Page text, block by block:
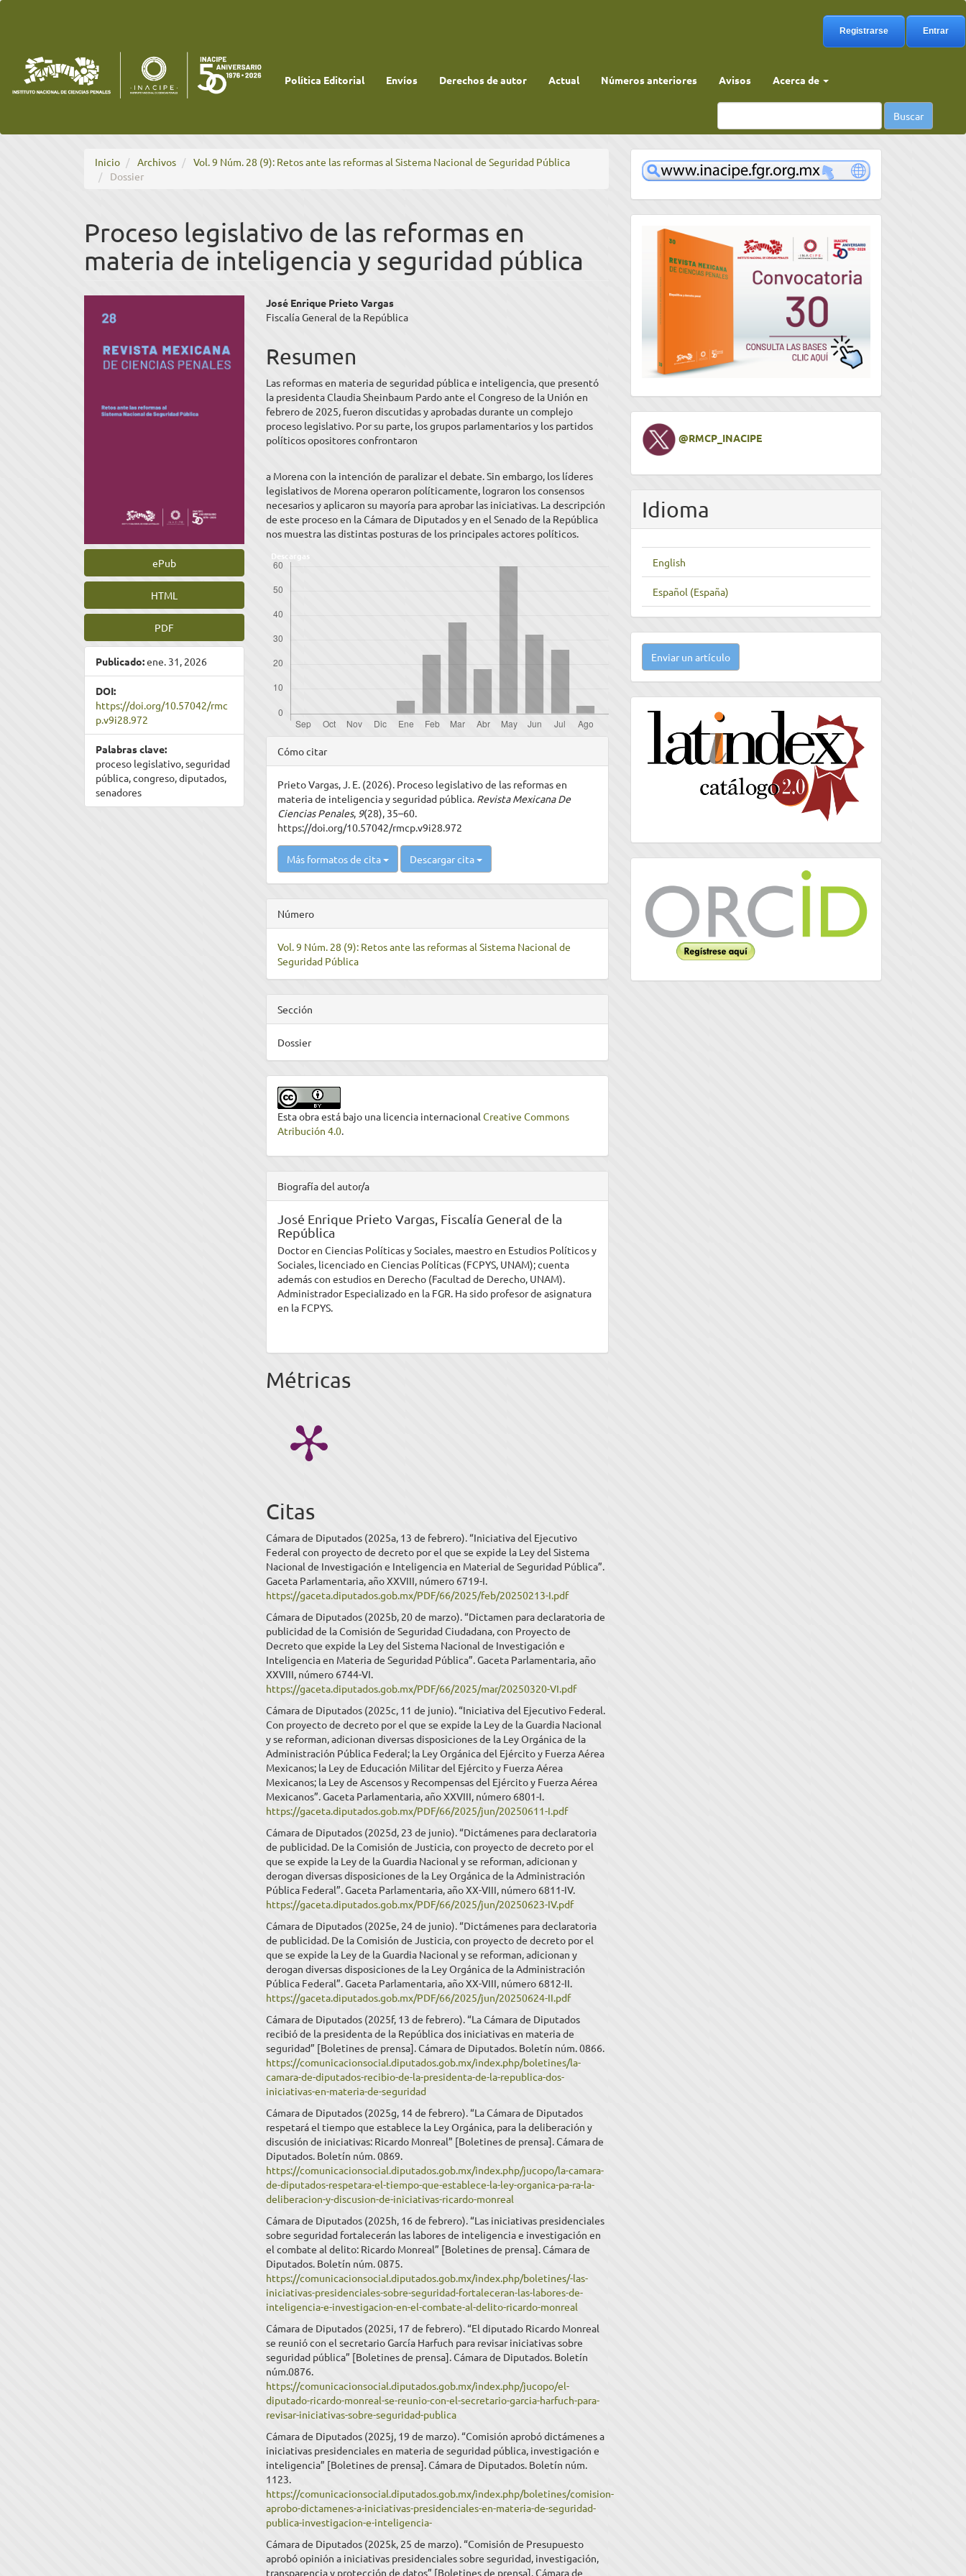
Barra
lateral
Registrarse Entrar
Política Editorial Envíos Derechos de autor Actual Números anteriores Avisos Acerca de
Buscar
Inicio Archivos
Vol. 9 Núm. 28 (9): Retos ante las reformas al Sistema Nacional de Seguridad Pública
Dossier
Proceso legislativo de las reformas en
materia de inteligencia y seguridad pública
Barra
lateral
del
artículo
ePub
HTML
PDF
Publicado:ene. 31, 2026
DOI:
https://doi.org/10.57042/rmc
p.v9i28.972
Palabras clave:
proceso legislativo, seguridad
pública, congreso, diputados,
senadores
Contenido
del
artículo
José Enrique Prieto Vargas
Fiscalía General de la República
Resumen
Las reformas en materia de seguridad pública e inteligencia, que presentó
la presidenta Claudia Sheinbaum Pardo ante el Congreso de la Unión en
febrero de 2025, fueron discutidas y aprobadas durante un complejo
proceso legislativo. Por su parte, los grupos parlamentarios y los partidos
políticos opositores confrontaron
a Morena con la intención de paralizar el debate. Sin embargo, los líderes
legislativos de Morena operaron políticamente, lograron los consensos
necesarios y aplicaron su mayoría para aprobar las iniciativas. La descripción
de este proceso en la Cámara de Diputados y en el Senado de la República
nos muestra las distintas posturas de los principales actores políticos.
Descargas
Detalles
del
artículo
Cómo citar
Prieto Vargas, J. E. (2026). Proceso legislativo de las reformas en
materia de inteligencia y seguridad pública. Revista Mexicana De
Ciencias Penales, 9(28), 35–60.
https://doi.org/10.57042/rmcp.v9i28.972
Más formatos de cita Descargar cita
Número
Vol. 9 Núm. 28 (9): Retos ante las reformas al Sistema Nacional de
Seguridad Pública
Sección
Dossier
Esta obra está bajo una licencia internacionalCreative Commons
Atribución 4.0.
Biografía del autor/a
José Enrique Prieto Vargas, Fiscalía General de la
República
Doctor en Ciencias Políticas y Sociales, maestro en Estudios Políticos y
Sociales, licenciado en Ciencias Políticas (FCPYS, UNAM); cuenta
además con estudios en Derecho (Facultad de Derecho, UNAM).
Administrador Especializado en la FGR. Ha sido profesor de asignatura
en la FCPYS.
Métricas
Citas
Cámara de Diputados (2025a, 13 de febrero). “Iniciativa del Ejecutivo
Federal con proyecto de decreto por el que se expide la Ley del Sistema
Nacional de Investigación e Inteligencia en Material de Seguridad Pública”.
Gaceta Parlamentaria, año XXVIII, número 6719-I.
https://gaceta.diputados.gob.mx/PDF/66/2025/feb/20250213-I.pdf
Cámara de Diputados (2025b, 20 de marzo). “Dictamen para declaratoria de
publicidad de la Comisión de Seguridad Ciudadana, con Proyecto de
Decreto que expide la Ley del Sistema Nacional de Investigación e
Inteligencia en Materia de Seguridad Pública”. Gaceta Parlamentaria, año
XXVIII, número 6744-VI.
https://gaceta.diputados.gob.mx/PDF/66/2025/mar/20250320-VI.pdf
Cámara de Diputados (2025c, 11 de junio). “Iniciativa del Ejecutivo Federal.
Con proyecto de decreto por el que se expide la Ley de la Guardia Nacional
y se reforman, adicionan diversas disposiciones de la Ley Orgánica de la
Administración Pública Federal; la Ley Orgánica del Ejército y Fuerza Aérea
Mexicanos; la Ley de Educación Militar del Ejército y Fuerza Aérea
Mexicanos; la Ley de Ascensos y Recompensas del Ejército y Fuerza Aérea
Mexicanos”. Gaceta Parlamentaria, año XXVIII, número 6801-I.
https://gaceta.diputados.gob.mx/PDF/66/2025/jun/20250611-I.pdf
Cámara de Diputados (2025d, 23 de junio). “Dictámenes para declaratoria
de publicidad. De la Comisión de Justicia, con proyecto de decreto por el
que se expide la Ley de la Guardia Nacional y se reforman, adicionan y
derogan diversas disposiciones de la Ley Orgánica de la Administración
Pública Federal”. Gaceta Parlamentaria, año XX-VIII, número 6811-IV.
https://gaceta.diputados.gob.mx/PDF/66/2025/jun/20250623-IV.pdf
Cámara de Diputados (2025e, 24 de junio). “Dictámenes para declaratoria
de publicidad. De la Comisión de Justicia, con proyecto de decreto por el
que se expide la Ley de la Guardia Nacional y se reforman, adicionan y
derogan diversas disposiciones de la Ley Orgánica de la Administración
Pública Federal”. Gaceta Parlamentaria, año XX-VIII, número 6812-II.
https://gaceta.diputados.gob.mx/PDF/66/2025/jun/20250624-II.pdf
Cámara de Diputados (2025f, 13 de febrero). “La Cámara de Diputados
recibió de la presidenta de la República dos iniciativas en materia de
seguridad” [Boletines de prensa]. Cámara de Diputados. Boletín núm. 0866.
https://comunicacionsocial.diputados.gob.mx/index.php/boletines/la-
camara-de-diputados-recibio-de-la-presidenta-de-la-republica-dos-
iniciativas-en-materia-de-seguridad
Cámara de Diputados (2025g, 14 de febrero). “La Cámara de Diputados
respetará el tiempo que establece la Ley Orgánica, para la deliberación y
discusión de iniciativas: Ricardo Monreal” [Boletines de prensa]. Cámara de
Diputados. Boletín núm. 0869.
https://comunicacionsocial.diputados.gob.mx/index.php/jucopo/la-camara-
de-diputados-respetara-el-tiempo-que-establece-la-ley-organica-pa-ra-la-
deliberacion-y-discusion-de-iniciativas-ricardo-monreal
Cámara de Diputados (2025h, 16 de febrero). “Las iniciativas presidenciales
sobre seguridad fortalecerán las labores de inteligencia e investigación en
el combate al delito: Ricardo Monreal” [Boletines de prensa]. Cámara de
Diputados. Boletín núm. 0875.
https://comunicacionsocial.diputados.gob.mx/index.php/boletines/-las-
iniciativas-presidenciales-sobre-seguridad-fortaleceran-las-labores-de-
inteligencia-e-investigacion-en-el-combate-al-delito-ricardo-monreal
Cámara de Diputados (2025i, 17 de febrero). “El diputado Ricardo Monreal
se reunió con el secretario García Harfuch para revisar iniciativas sobre
seguridad pública” [Boletines de prensa]. Cámara de Diputados. Boletín
núm.0876.
https://comunicacionsocial.diputados.gob.mx/index.php/jucopo/el-
diputado-ricardo-monreal-se-reunio-con-el-secretario-garcia-harfuch-para-
revisar-iniciativas-sobre-seguridad-publica
Cámara de Diputados (2025j, 19 de marzo). “Comisión aprobó dictámenes a
iniciativas presidenciales en materia de seguridad pública, investigación e
inteligencia” [Boletines de prensa]. Cámara de Diputados. Boletín núm.
1123.
https://comunicacionsocial.diputados.gob.mx/index.php/boletines/comision-
aprobo-dictamenes-a-iniciativas-presidenciales-en-materia-de-seguridad-
publica-investigacion-e-inteligencia-
Cámara de Diputados (2025k, 25 de marzo). “Comisión de Presupuesto
aprobó opinión a iniciativas presidenciales sobre seguridad, investigación,
transparencia y protección de datos” [Boletines de prensa]. Cámara de
www
convocatoria
Twitter@RMCP_INACIPE
Idioma
English
Español (España)
Enviar
un
artículo
Enviar un artículo
latindex